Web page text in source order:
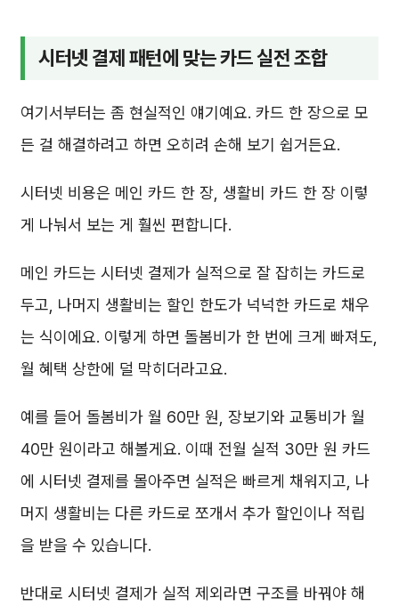
시터넷 결제 패턴에 맞는 카드 실전 조합
여기서부터는 좀 현실적인 얘기예요. 카드 한 장으로 모
든 걸 해결하려고 하면 오히려 손해 보기 쉽거든요.
시터넷 비용은 메인 카드 한 장, 생활비 카드 한 장 이렇
게 나눠서 보는 게 훨씬 편합니다.
메인 카드는 시터넷 결제가 실적으로 잘 잡히는 카드로
두고, 나머지 생활비는 할인 한도가 넉넉한 카드로 채우
는 식이에요. 이렇게 하면 돌봄비가 한 번에 크게 빠져도,
월 혜택 상한에 덜 막히더라고요.
예를 들어 돌봄비가 월 60만 원, 장보기와 교통비가 월
40만 원이라고 해볼게요. 이때 전월 실적 30만 원 카드
에 시터넷 결제를 몰아주면 실적은 빠르게 채워지고, 나
머지 생활비는 다른 카드로 쪼개서 추가 할인이나 적립
을 받을 수 있습니다.
반대로 시터넷 결제가 실적 제외라면 구조를 바꿔야 해